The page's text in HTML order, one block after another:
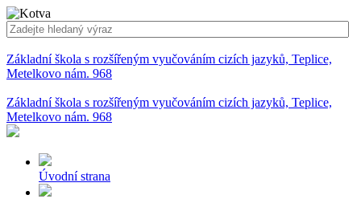
Základní škola s rozšířeným vyučováním cizích jazyků, Teplice,
Metelkovo nám. 968
Základní škola s rozšířeným vyučováním cizích jazyků, Teplice,
Metelkovo nám. 968
Úvodní strana